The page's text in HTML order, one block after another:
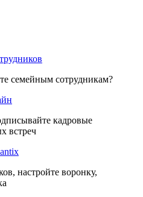
семейным сотрудникам?
кадровые
встреч
настройте воронку,